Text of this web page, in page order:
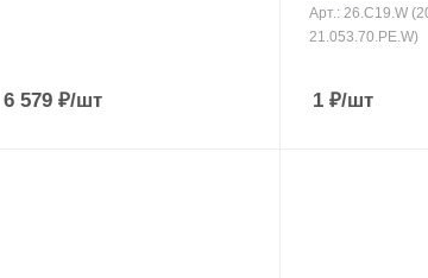
6 579₽/шт
Арт.: 26.C19.W
21.053.70.PE.W)
1₽/шт